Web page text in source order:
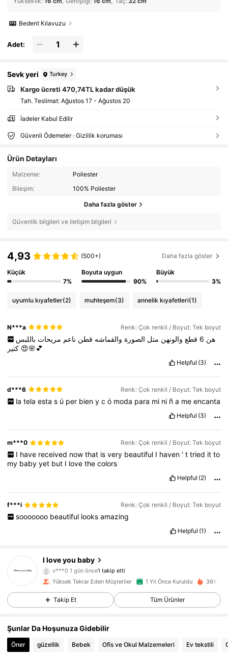
Bedent Kılavuzu
Adet:
Sevk yeri Turkey
Kargo ücreti 470,74TL kadar düşük
Tah. Teslimat: Ağustos 17 - Ağustos 20
İadeler Kabul Edilir
Güvenli Ödemeler · Gizlilik koruması
Ürün Detayları
Malzeme:
Poliester
Bileşim:
100% Poliester
Daha fazla göster
Güvenlik bilgileri ve iletişim bilgileri
4,93 (500+) Daha fazla göster
Küçük
7%
Boyuta uygun
90%
Büyük
3%
uyumlu kıyafetler(2) muhteşem(3) annelik kıyafetleri(1)
N***a Renk: Çok renkli / Boyut: Tek boyut
هن 6 قطع والونهن متل الصورة والقماشه قطن ناعم مريحات باللبس
😍🌸💕
Helpful (3)
d***6 Renk: Çok renkli / Boyut: Tek boyut
la tela esta s ú per bien y c ó moda para mi ni ñ a me encanta
Helpful (3)
m***0 Renk: Çok renkli / Boyut: Tek boyut
I have received now that is very beautiful I haven ' t tried it to
my babyyet but I lovethecolors
Helpful (2)
f***i Renk: Çok renkli / Boyut: Tek boyut
sooooooo beautiful looks amazing
Helpful (1)
I love you baby
v***0 1 gün önce 'i takip etti
4,92
1.2K Takipçiler
4,92 1.2K Takipçiler
4,92
Yüksek Tekrar Eden Müşteriler 1 Yıl Önce Kuruldu 36K
Takip Et Tüm Ürünler
Şunlar Da Hoşunuza Gidebilir
Öner güzellik Bebek Ofis ve Okul Malzemeleri Ev tekstili